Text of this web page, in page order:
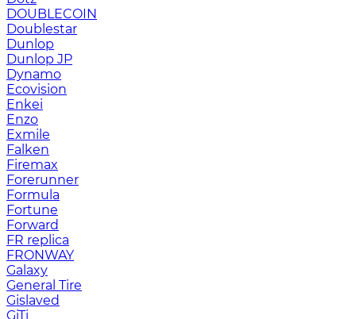
DOUBLECOIN
Doublestar
Dunlop
Dunlop JP
Dynamo
Ecovision
Enkei
Enzo
Exmile
Falken
Firemax
Forerunner
Formula
Fortune
Forward
FR replica
FRONWAY
Galaxy
General Tire
Gislaved
GiTi